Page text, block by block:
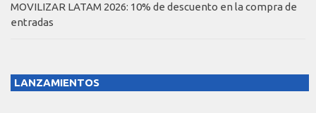
MOVILIZAR LATAM 2026: 10% de descuento en la compra de
entradas
LANZAMIENTOS